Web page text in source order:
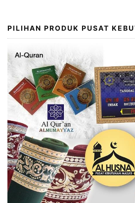
PILIHAN PRODUK PUSAT